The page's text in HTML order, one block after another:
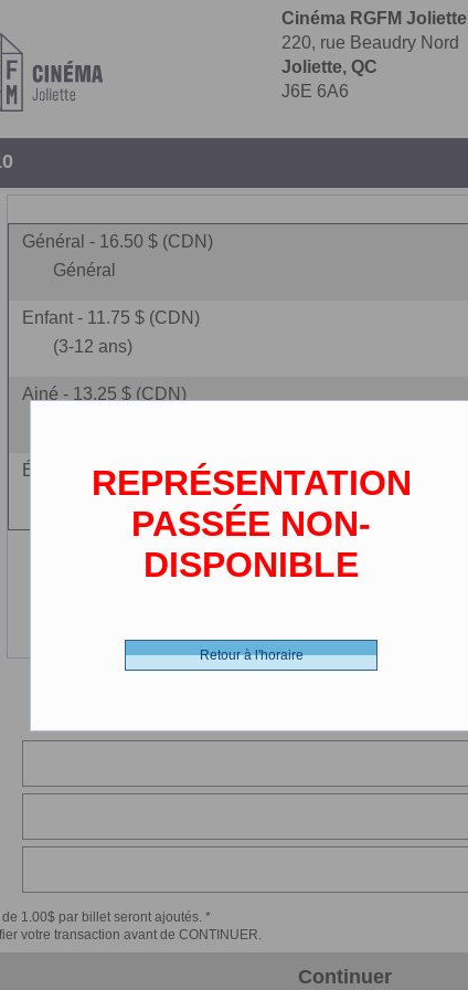
Cinéma RGFM Joliette
220, rue Beaudry Nord
Joliette, QC
J6E 6A6
Général - 16.50 $ (CDN)
Général
Enfant - 11.75 $ (CDN)
(3-12 ans)
Ainé - 13.25 $ (CDN)
Étudiant - 14.50 $ (CDN)
(13-25 ans)
1.00$ par billet seront ajoutés. *
votre transaction avant de CONTINUER.
Continuer
REPRÉSENTATION
PASSÉE NON-
DISPONIBLE
Retour à l'horaire